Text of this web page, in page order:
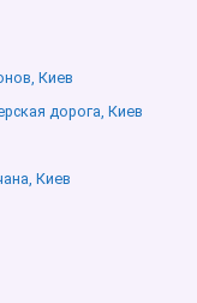
Киев
дорога, Киев
Киев